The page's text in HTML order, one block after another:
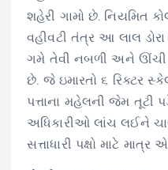
શહેરી ગામો છે. નિયમિત
વહીવટી તંત્ર આ લાલ ડોરા
ગમે તેવી નબળી અને ઊંચી
છે. જે ઇમારતો ૬ રિક્ટર
પત્તાના મહેલની જેમ તૂટી
અધિકારીઓ લાંચ લઈને
સત્તાધારી પક્ષો માટે